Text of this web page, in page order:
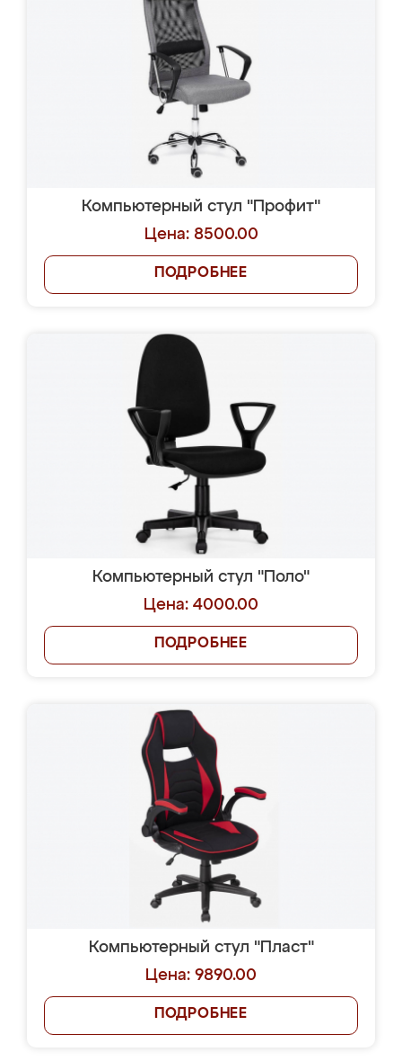
Компьютерный стул "Профит"
Цена: 8500.00
ПОДРОБНЕЕ
Компьютерный стул "Поло"
Цена: 4000.00
ПОДРОБНЕЕ
Компьютерный стул "Пласт"
Цена: 9890.00
ПОДРОБНЕЕ